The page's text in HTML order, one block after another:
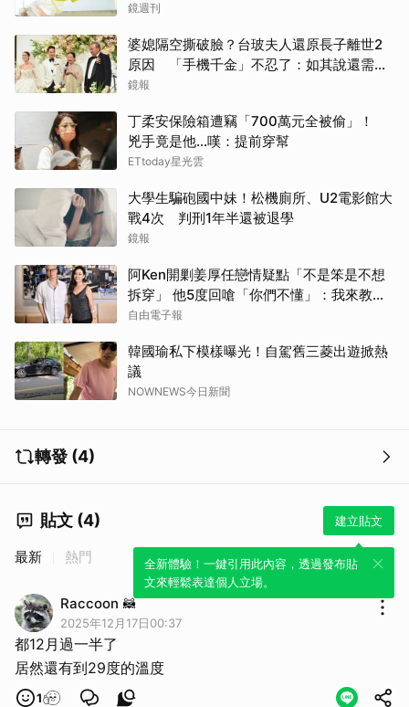
鏡週刊
婆媳隔空撕破臉？台玻夫人還原長子離世2
原因 「手機千金」不忍了：如其說還需要
離開嗎？
鏡報
丁柔安保險箱遭竊「700萬元全被偷」！
兇手竟是他...嘆：提前穿幫
ETtoday星光雲
大學生騙砲國中妹！松機廁所、U2電影館大
戰4次 判刑1年半還被退學
鏡報
阿Ken開剿姜厚任戀情疑點「不是笨是不想
拆穿」 他5度回嗆「你們不懂」：我來教育
你們
自由電子報
韓國瑜私下模樣曝光！自駕舊三菱出遊掀熱
議
NOWNEWS今日新聞
轉發 (4)
貼文 (4) 建立貼文
全新體驗！一鍵引用此內容，透過發布貼
文來輕鬆表達個人立場。
最新 熱門
Raccoon 🦝
2025年12月17日00:37
都12月過一半了
居然還有到29度的溫度
1